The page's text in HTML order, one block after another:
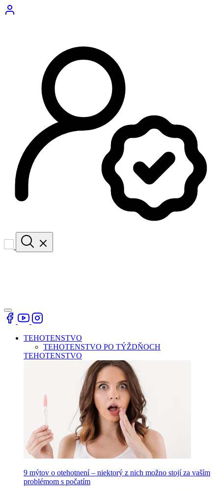
TEHOTENSTVO
TEHOTENSTVO PO TÝŽDŇOCH
TEHOTENSTVO
9 mýtov o otehotnení – niektorý z nich možno stojí za vaším
problémom s počatím